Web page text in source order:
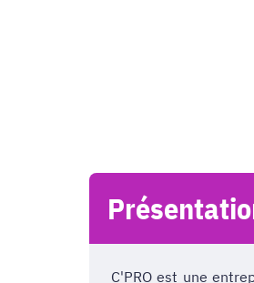
C'PRO est une